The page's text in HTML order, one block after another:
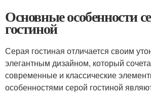
Основные особенности
гостиной
Серая гостиная отличается своим
элегантным дизайном, который
современные и классические
особенностями серой гостиной